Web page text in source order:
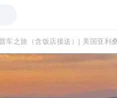
车之旅（含饭店接送）| 美国亚利